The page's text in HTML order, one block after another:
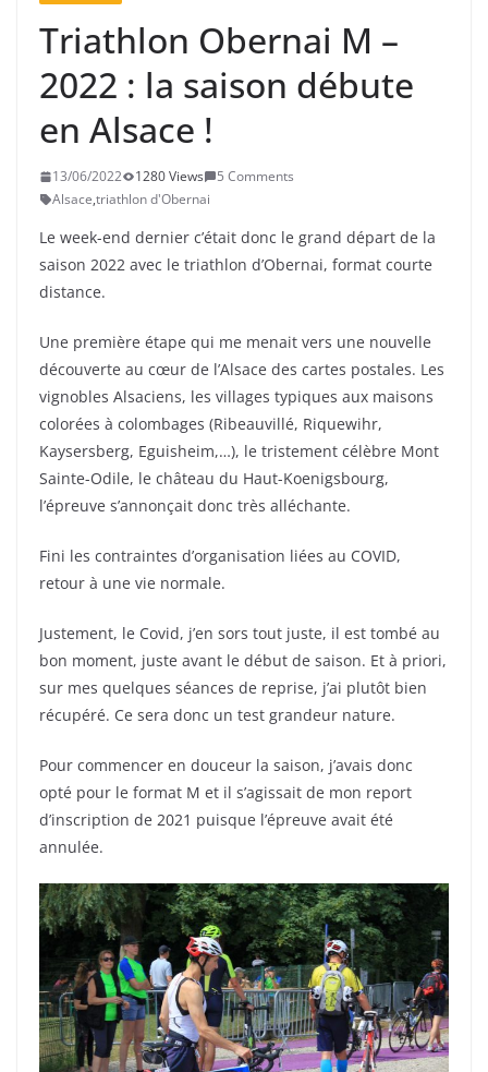
Triathlon Obernai M –
2022 : la saison débute
en Alsace !
13/06/2022 1280 Views
5 Comments
Alsace,triathlon d'Obernai
Le week-end dernier c’était donc le grand départ de la
saison 2022 avec le triathlon d’Obernai, format courte
distance.
Une première étape qui me menait vers une nouvelle
découverte au cœur de l’Alsace des cartes postales. Les
vignobles Alsaciens, les villages typiques aux maisons
colorées à colombages (Ribeauvillé, Riquewihr,
Kaysersberg, Eguisheim,…), le tristement célèbre Mont
Sainte-Odile, le château du Haut-Koenigsbourg,
l’épreuve s’annonçait donc très alléchante.
Fini les contraintes d’organisation liées au COVID,
retour à une vie normale.
Justement, le Covid, j’en sors tout juste, il est tombé au
bon moment, juste avant le début de saison. Et à priori,
sur mes quelques séances de reprise, j’ai plutôt bien
récupéré. Ce sera donc un test grandeur nature.
Pour commencer en douceur la saison, j’avais donc
opté pour le format M et il s’agissait de mon report
d’inscription de 2021 puisque l’épreuve avait été
annulée.